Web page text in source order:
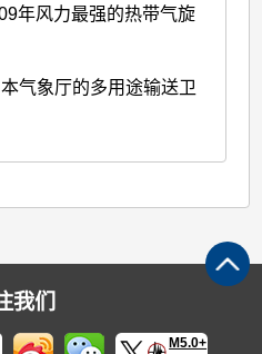
年风力最强的热带气旋
气象厅的多用途输送卫
我们
M5.0+